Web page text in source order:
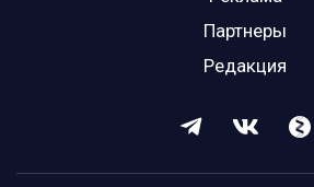
Партнеры
Редакция